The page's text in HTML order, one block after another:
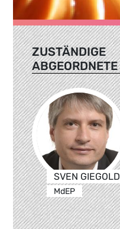
ZUSTÄNDIGE
ABGEORDNETE
SVEN GIEGOLD
MdEP